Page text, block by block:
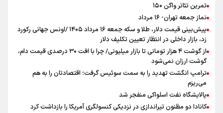
تمرین تئاتر واگن ۱۵۰
نماز جمعه تهران- ۱۶ مرداد
پیش‌بینی قیمت دلار، طلا و سکه جمعه ۱۶ مرداد ۱۴۰۵ /اونس جهانی رکورد
زد، بازار داخلی در انتظار تعیین تکلیف دلار
از گوشت ۴ هزار تومانی تا بازار میلیونی/ چرا با افت ۳۰ درصدی قیمت دام،
گوشت ارزان نمی‌شود
ترامپ انگشت تهدید را به سمت سوئیس گرفت؛ اقتصادتان را به هم
می‌ریزم
پالایشگاه نفت اسلواکی منفجر شد
کانادا دو مظنون تیراندازی در نزدیکی کنسولگری آمریکا را بازداشت کرد